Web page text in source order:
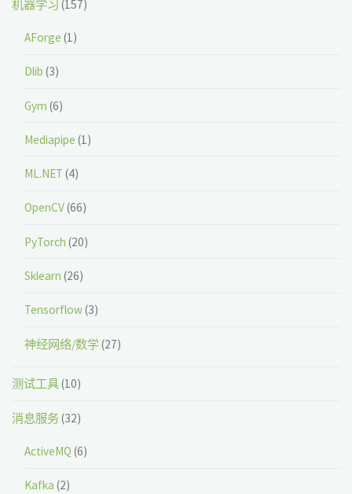
机器学习 (157)
AForge (1)
Dlib (3)
Gym (6)
Mediapipe (1)
ML.NET (4)
OpenCV(66)
PyTorch (20)
Sklearn (26)
Tensorflow(3)
神经网络/数学(27)
测试工具(10)
消息服务(32)
ActiveMQ (6)
Kafka (2)